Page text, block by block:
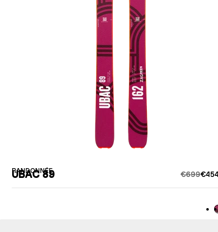
RANDONNÉE
UBAC 89 €699